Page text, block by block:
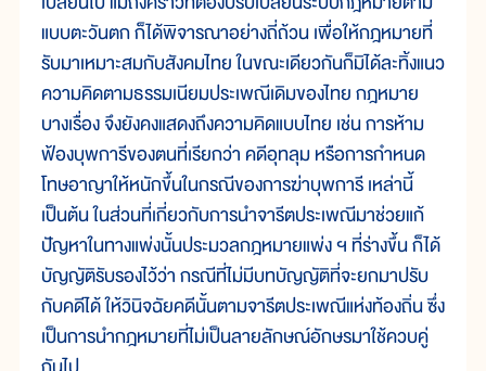
แบบตะวันตก ก็ได้พิจารณาอย่างถี่ถ้วน เพื่อให้กฎหมายที่
รับมาเหมาะสมกับสังคมไทย ในขณะเดียวกันก็มิได้ละทิ้งแนว
ความคิดตามธรรมเนียมประเพณีเดิมของไทย กฎหมาย
บางเรื่อง จึงยังคงแสดงถึงความคิดแบบไทย เช่น การห้าม
ฟ้องบุพการีของตนที่เรียกว่า คดีอุทลุม หรือการกำหนด
โทษอาญาให้หนักขึ้นในกรณีของการฆ่าบุพการี เหล่านี้
เป็นต้น ในส่วนที่เกี่ยวกับการนำจารีตประเพณีมาช่วยแก้
ปัญหาในทางแพ่งนั้นประมวลกฎหมายแพ่ง ฯ ที่ร่างขึ้น ก็ได้
บัญญัติรับรองไว้ว่า กรณีที่ไม่มีบทบัญญัติที่จะยกมาปรับ
กับคดีได้ ให้วินิจฉัยคดีนั้นตามจารีตประเพณีแห่งท้องถิ่น ซึ่ง
เป็นการนำกฎหมายที่ไม่เป็นลายลักษณ์อักษรมาใช้ควบคู่